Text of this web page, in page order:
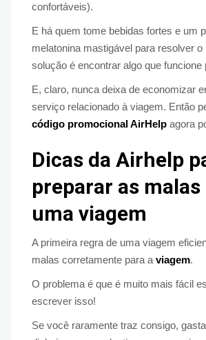
confortáveis).
E há quem tome bebidas fortes e um
melatonina mastigável para resolver o
solução é encontrar algo que funcione
E, claro, nunca deixa de economizar
serviço relacionado à viagem. Então
código promocional AirHelp agora
Dicas da Airhelp
preparar as malas
uma viagem
A primeira regra de uma viagem
malas corretamente para a viagem.
O problema é que é muito mais fácil
escrever isso!
Se você raramente traz consigo,